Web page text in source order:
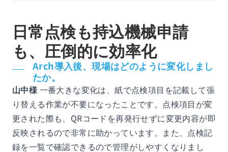
日常点検も持込機械申請
も、圧倒的に効率化
Arch導入後、現場はどのように変化しまし
たか。
山中様 一番大きな変化は、紙で点検項目を記載して張
り替える作業が不要になったことです。点検項目が変
更された際も、QRコードを再発行せずに変更内容が即
反映されるので非常に助かっています。また、点検記
録を一覧で確認できるので管理がしやすくなりまし